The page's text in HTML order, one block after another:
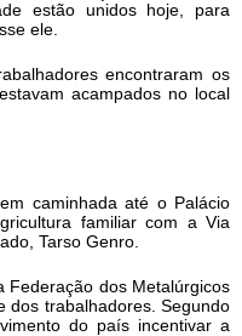
estão unidos hoje, para
ele.
encontraram os
acampados no local
caminhada até o Palácio
familiar com a Via
Tarso Genro.
Federação dos Metalúrgicos
dos trabalhadores. Segundo
do país incentivar a